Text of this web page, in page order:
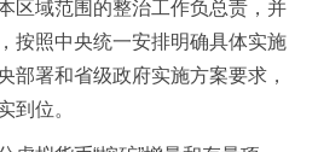
区域范围的整治工作负总责，并
按照中央统一安排明确具体实施
部署和省级政府实施方案要求，
到位。